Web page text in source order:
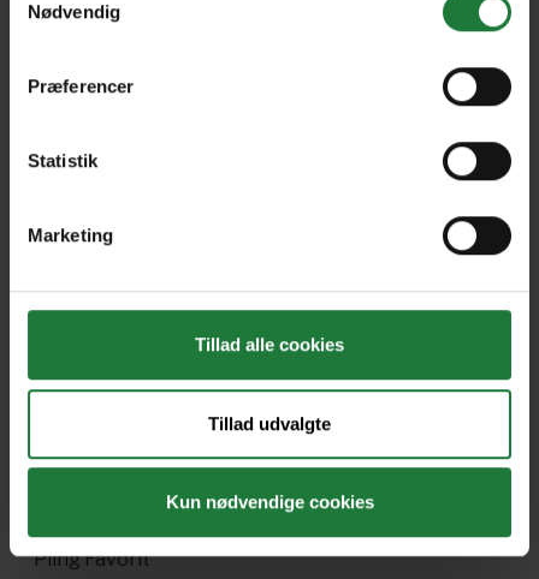
Nødvendig
Præferencer
Statistik
Marketing
Tillad alle cookies
Tillad udvalgte
Kun nødvendige cookies
Edicao 226
Forrige Næste
Nyt i Pling
Pling Favorit